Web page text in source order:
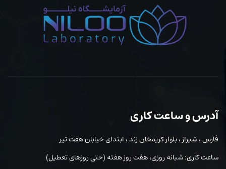
آدرس و ساعت کاری
فارس ، شیراز ، بلوار کریمخان زند ، ابتدای خیابان هفت تیر
ساعت کاری: شبانه روزی، هفت روز هفته (حتی روزهای تعطیل)